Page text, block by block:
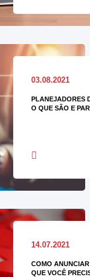
03.08.2021
PLANEJADORES
O QUE SÃO E
14.07.2021
COMO
QUE VOCÊ